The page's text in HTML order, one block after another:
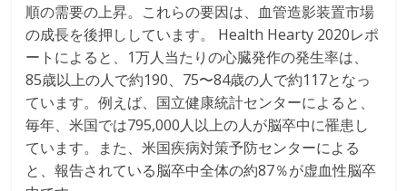
順の需要の上昇。これらの要因は、血管造影装置市場
の成長を後押ししています。 Health Hearty 2020レポ
ートによると、1万人当たりの心臓発作の発生率は、
85歳以上の人で約190、75〜84歳の人で約117となっ
ています。例えば、国立健康統計センターによると、
毎年、米国では795,000人以上の人が脳卒中に罹患し
ています。また、米国疾病対策予防センターによる
と、報告されている脳卒中全体の約87％が虚血性脳卒